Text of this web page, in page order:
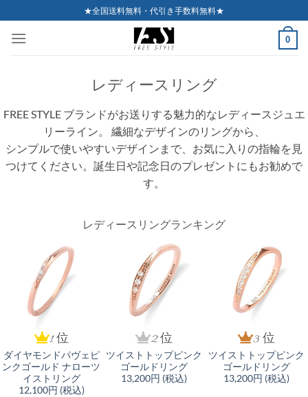
to
content
★全国送料無料・代引き手数料無料★
0
レディースリング
FREE STYLE ブランドがお送りする魅力的なレディースジュエ
リーライン。 繊細なデザインのリングから、
シンプルで使いやすいデザインまで、お気に入りの指輪を見
つけてください。誕生日や記念日のプレゼントにもお勧めで
す。
レディースリングランキング
1 位
ダイヤモンドパヴェピ
ンクゴールド ナローツ
イストリング
12,100円 (税込)
2 位
ツイストトップピンク
ゴールドリング
13,200円 (税込)
3 位
ツイストトップピンク
ゴールドリング
13,200円 (税込)